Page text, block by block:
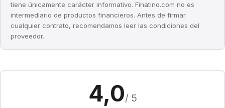
tiene únicamente carácter informativo. Finatino.com no es
intermediario de productos financieros. Antes de firmar
cualquier contrato, recomendamos leer las condiciones del
proveedor.
4,0/ 5